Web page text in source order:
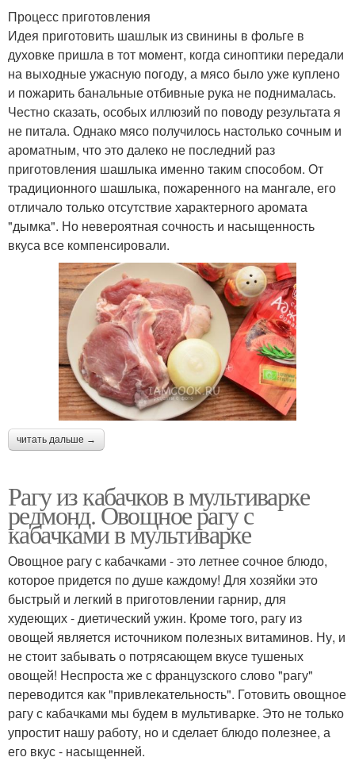
Процесс приготовления
Идея приготовить шашлык из свинины в фольге в
духовке пришла в тот момент, когда синоптики передали
на выходные ужасную погоду, а мясо было уже куплено
и пожарить банальные отбивные рука не поднималась.
Честно сказать, особых иллюзий по поводу результата я
не питала. Однако мясо получилось настолько сочным и
ароматным, что это далеко не последний раз
приготовления шашлыка именно таким способом. От
традиционного шашлыка, пожаренного на мангале, его
отличало только отсутствие характерного аромата
"дымка". Но невероятная сочность и насыщенность
вкуса все компенсировали.
читать дальше →
Рагу из кабачков в мультиварке
редмонд. Овощное рагу с
кабачками в мультиварке
Овощное рагу с кабачками - это летнее сочное блюдо,
которое придется по душе каждому! Для хозяйки это
быстрый и легкий в приготовлении гарнир, для
худеющих - диетический ужин. Кроме того, рагу из
овощей является источником полезных витаминов. Ну, и
не стоит забывать о потрясающем вкусе тушеных
овощей! Неспроста же с французского слово "рагу"
переводится как "привлекательность". Готовить овощное
рагу с кабачками мы будем в мультиварке. Это не только
упростит нашу работу, но и сделает блюдо полезнее, а
его вкус - насыщенней.